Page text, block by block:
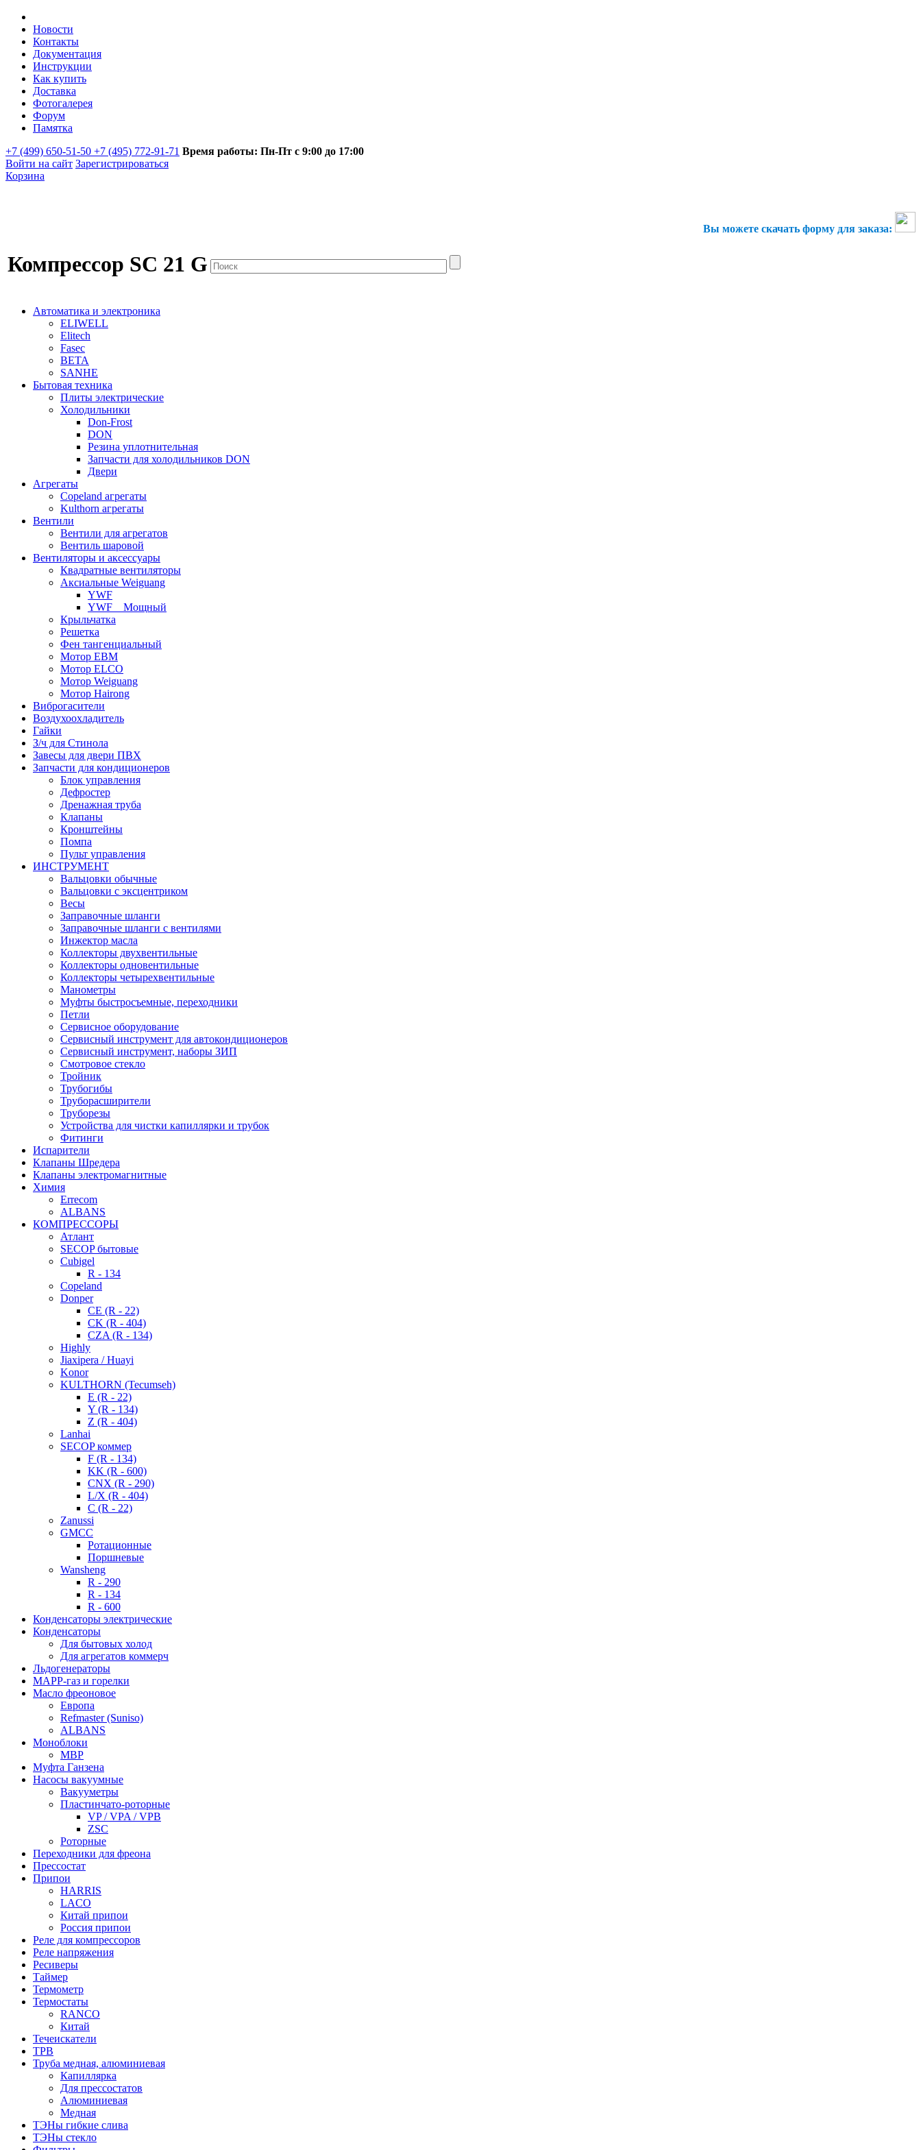
Новости
Контакты
Документация
Инструкции
Как купить
Доставка
Фотогалерея
Форум
Памятка
+7 (499) 650-51-50 +7 (495) 772-91-71 Время работы: Пн-Пт с 9:00 до 17:00
Войти на сайт Зарегистрироваться
Корзина
Вы можете скачать форму для заказа:
Компрессор SC 21 G
Автоматика и электроника
ELIWELL
Elitech
Fasec
BETA
SANHE
Бытовая техника
Плиты электрические
Холодильники
Don-Frost
DON
Резина уплотнительная
Запчасти для холодильников DON
Двери
Агрегаты
Copeland агрегаты
Kulthorn агрегаты
Вентили
Вентили для агрегатов
Вентиль шаровой
Вентиляторы и аксессуары
Квадратные вентиляторы
Аксиальные Weiguang
YWF
YWF _ Мощный
Крыльчатка
Решетка
Фен тангенциальный
Мотор EBM
Мотор ELCO
Мотор Weiguang
Мотор Hairong
Виброгасители
Воздухоохладитель
Гайки
З/ч для Стинола
Завесы для двери ПВХ
Запчасти для кондиционеров
Блок управления
Дефростер
Дренажная труба
Клапаны
Кронштейны
Помпа
Пульт управления
ИНСТРУМЕНТ
Вальцовки обычные
Вальцовки с эксцентриком
Весы
Заправочные шланги
Заправочные шланги с вентилями
Инжектор масла
Коллекторы двухвентильные
Коллекторы одновентильные
Коллекторы четырехвентильные
Манометры
Муфты быстросъемные, переходники
Петли
Сервисное оборудование
Сервисный инструмент для автокондиционеров
Сервисный инструмент, наборы ЗИП
Смотровое стекло
Тройник
Трубогибы
Труборасширители
Труборезы
Устройства для чистки капиллярки и трубок
Фитинги
Испарители
Клапаны Шредера
Клапаны электромагнитные
Химия
Errecom
ALBANS
КОМПРЕССОРЫ
Атлант
SECOP бытовые
Cubigel
R - 134
Copeland
Donper
CE (R - 22)
CK (R - 404)
CZA (R - 134)
Highly
Jiaxipera / Huayi
Konor
KULTHORN (Tecumseh)
E (R - 22)
Y (R - 134)
Z (R - 404)
Lanhai
SECOP коммер
F (R - 134)
KK (R - 600)
CNX (R - 290)
L/X (R - 404)
C (R - 22)
Zanussi
GMCC
Ротационные
Поршневые
Wansheng
R - 290
R - 134
R - 600
Конденсаторы электрические
Конденсаторы
Для бытовых холод
Для агрегатов коммерч
Льдогенераторы
МАРР-газ и горелки
Масло фреоновое
Европа
Refmaster (Suniso)
ALBANS
Моноблоки
MBP
Муфта Ганзена
Насосы вакуумные
Вакууметры
Пластинчато-роторные
VP / VPA / VPB
ZSC
Роторные
Переходники для фреона
Прессостат
Припои
HARRIS
LACO
Китай припои
Россия припои
Реле для компрессоров
Реле напряжения
Ресиверы
Таймер
Термометр
Термостаты
RANCO
Китай
Течеискатели
ТРВ
Труба медная, алюминиевая
Капиллярка
Для прессостатов
Алюминиевая
Медная
ТЭНы гибкие слива
ТЭНы стекло